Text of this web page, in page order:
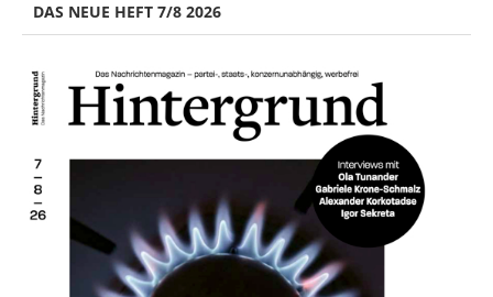
DAS NEUE HEFT 7/8 2026